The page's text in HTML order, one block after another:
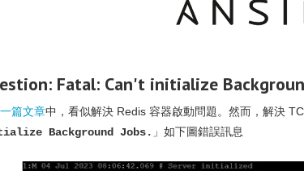
Fatal: Can't initialize
一篇文章中，看似解決 Redis 容器啟動問題。然而，解決
Background Jobs. 」如下圖錯誤訊息